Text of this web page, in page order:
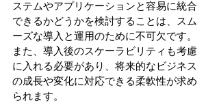
ステムやアプリケーションと容易に統合
できるかどうかを検討することは、スム
ーズな導入と運用のために不可欠です。
また、導入後のスケーラビリティも考慮
に入れる必要があり、将来的なビジネス
の成長や変化に対応できる柔軟性が求め
られます。